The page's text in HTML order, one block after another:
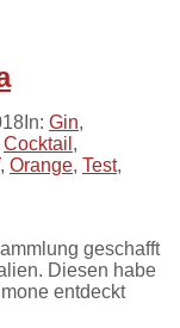
In: Gin,
Cocktail ,
, Orange, Test,
geschafft
Diesen habe
entdeckt